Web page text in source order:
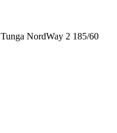
NordWay 2 185/60